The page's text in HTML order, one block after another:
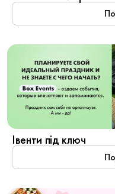
обновления вместе с Box
Івенти під ключ